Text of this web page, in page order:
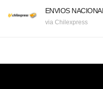
ENVIOS
via Chilexpress